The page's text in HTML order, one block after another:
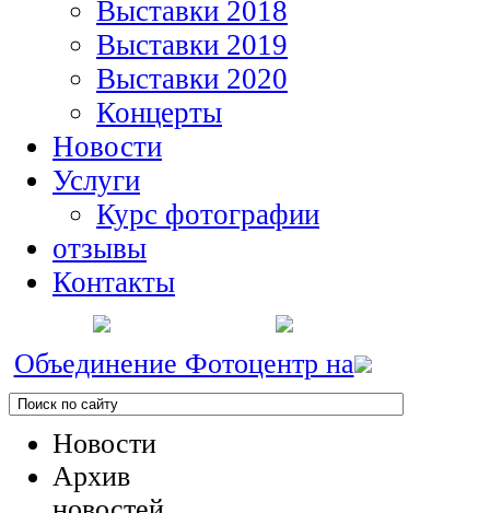
Выставки 2018
Выставки 2019
Выставки 2020
Концерты
Новости
Услуги
Курс фотографии
отзывы
Контакты
Объединение Фотоцентр на
Новости
Архив